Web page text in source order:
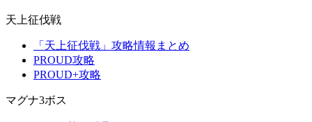
天上征伐戦
「天上征伐戦」攻略情報まとめ
PROUD攻略
PROUD+攻略
マグナ3ボス